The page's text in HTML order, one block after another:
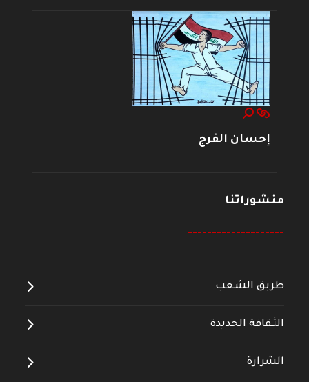
إحسان الفرج
منشوراتنا
--------------------
طريق الشعب
الثقافة الجديدة
الشرارة